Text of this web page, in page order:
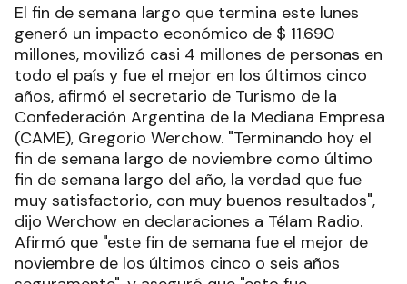
El fin de semana largo que termina este lunes
generó un impacto económico de $ 11.690
millones, movilizó casi 4 millones de personas en
todo el país y fue el mejor en los últimos cinco
años, afirmó el secretario de Turismo de la
Confederación Argentina de la Mediana Empresa
(CAME), Gregorio Werchow. "Terminando hoy el
fin de semana largo de noviembre como último
fin de semana largo del año, la verdad que fue
muy satisfactorio, con muy buenos resultados",
dijo Werchow en declaraciones a Télam Radio.
Afirmó que "este fin de semana fue el mejor de
noviembre de los últimos cinco o seis años